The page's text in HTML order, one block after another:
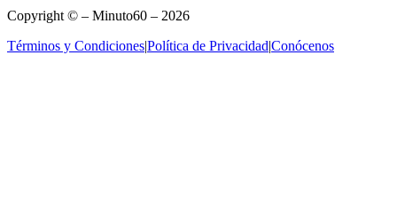
Copyright © – Minuto60 – 2026
Términos y Condiciones|Política de Privacidad|Conócenos